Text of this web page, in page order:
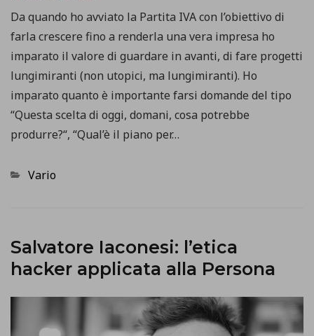
Da quando ho avviato la Partita IVA con l’obiettivo di
farla crescere fino a renderla una vera impresa ho
imparato il valore di guardare in avanti, di fare progetti
lungimiranti (non utopici, ma lungimiranti). Ho
imparato quanto è importante farsi domande del tipo
“Questa scelta di oggi, domani, cosa potrebbe
produrre?“, “Qual’è il piano per…
Categorie
Vario
Salvatore Iaconesi: l’etica
hacker applicata alla Persona